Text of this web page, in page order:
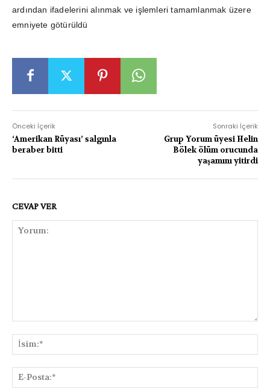
ardından ifadelerini alınmak ve işlemleri tamamlanmak üzere
emniyete götürüldü
Önceki İçerik
‘Amerikan Rüyası’ salgınla
beraber bitti
Sonraki İçerik
Grup Yorum üyesi Helin
Bölek ölüm orucunda
yaşamını yitirdi
CEVAP VER